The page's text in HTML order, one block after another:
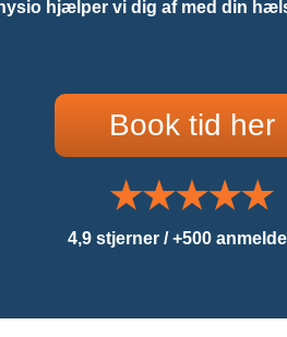
hjælper vi dig af med din
Book tid her
4,9 stjerner / +500